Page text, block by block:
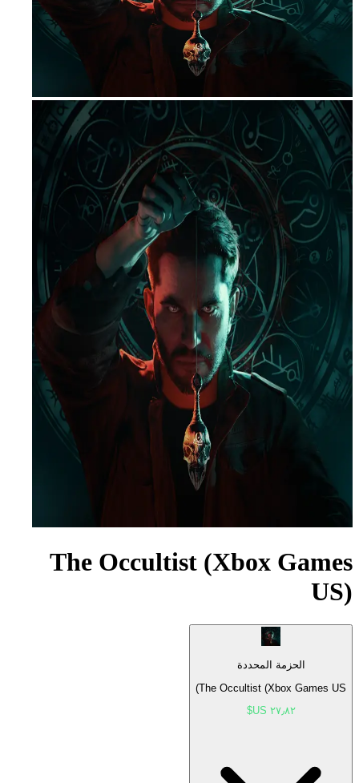
The Occultist (Xbox Games
US)
الحزمة المحددة
The Occultist (Xbox Games US)
‏٢٧٫٨٢ US$